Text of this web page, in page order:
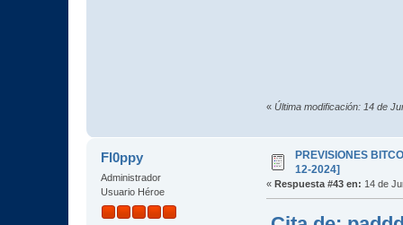
« Última modificación: 14 de
Fl0ppy
Administrador
Usuario Héroe
PREVISIONES
12-2024]
« Respuesta #43 en: 14 de